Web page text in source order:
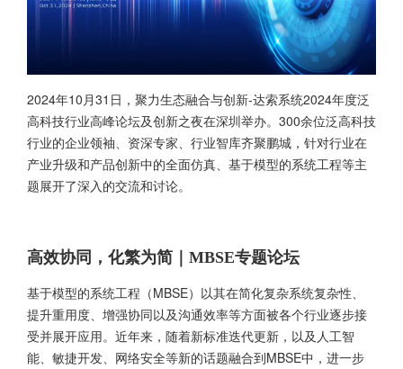
2024年10月31日，聚力生态融合与创新-达索系统2024年度泛
高科技行业高峰论坛及创新之夜在深圳举办。300余位泛高科技
行业的企业领袖、资深专家、行业智库齐聚鹏城，针对行业在
产业升级和产品创新中的全面仿真、基于模型的系统工程等主
题展开了深入的交流和讨论。
高效协同，化繁为简｜MBSE专题论坛
基于模型的系统工程（MBSE）以其在简化复杂系统复杂性、
提升重用度、增强协同以及沟通效率等方面被各个行业逐步接
受并展开应用。近年来，随着新标准迭代更新，以及人工智
能、敏捷开发、网络安全等新的话题融合到MBSE中，进一步